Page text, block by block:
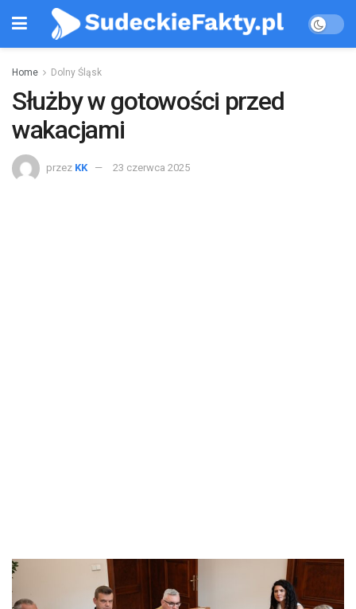
Home Dolny Śląsk
Służby w gotowości przed
wakacjami
przez KK 23 czerwca 2025